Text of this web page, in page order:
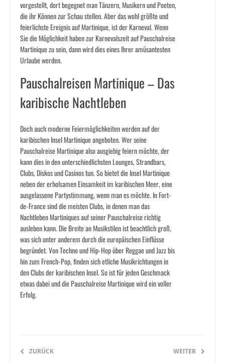
vorgestellt, dort begegnet man Tänzern, Musikern und Poeten,
die ihr Können zur Schau stellen. Aber das wohl größte und
feierlichste Ereignis auf Martinique, ist der Karneval. Wenn
Sie die Möglichkeit haben zur Karnevalszeit auf Pauschalreise
Martinique zu sein, dann wird dies eines Ihrer amüsantesten
Urlaube werden.
Pauschalreisen Martinique – Das
karibische Nachtleben
Doch auch moderne Feiermöglichkeiten werden auf der
karibischen Insel Martinique angeboten. Wer seine
Pauschalreise Martinique also ausgiebig feiern möchte, der
kann dies in den unterschiedlichsten Lounges, Strandbars,
Clubs, Diskos und Casinos tun. So bietet die Insel Martinique
neben der erholsamen Einsamkeit im karibischen Meer, eine
ausgelassene Partystimmung, wenn man es möchte. In Fort-
de-France sind die meisten Clubs, in denen man das
Nachtleben Martiniques auf seiner Pauschalreise richtig
ausleben kann. Die Breite an Musikstilen ist beachtlich groß,
was sich unter anderem durch die europäischen Einflüsse
begründet. Von Techno und Hip-Hop über Reggae und Jazz bis
hin zum French-Pop, finden sich etliche Musikrichtungen in
den Clubs der karibischen Insel. So ist für jeden Geschmack
etwas dabei und die Pauschalreise Martinique wird ein voller
Erfolg.
ZURÜCK WEITER